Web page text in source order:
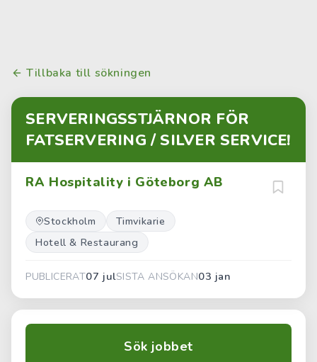
Tillbaka till sökningen
SERVERINGSSTJÄRNOR FÖR
FATSERVERING / SILVER SERVICE!
RA Hospitality i Göteborg AB
Stockholm
Timvikarie
Hotell & Restaurang
PUBLICERAT07 julSISTA ANSÖKAN03 jan
Sök jobbet